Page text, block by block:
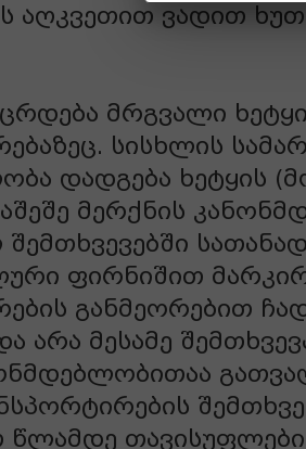
აღკვეთით ვადით
მრგვალი
სისხლის
დადგება ხეტყის
მერქნის
ფირნიშით
განმეორებით
არა მესამე